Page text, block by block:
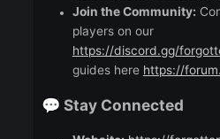
Regular Updates &
frequent updates
Enhanced Security:
prevent cheating
Active Community